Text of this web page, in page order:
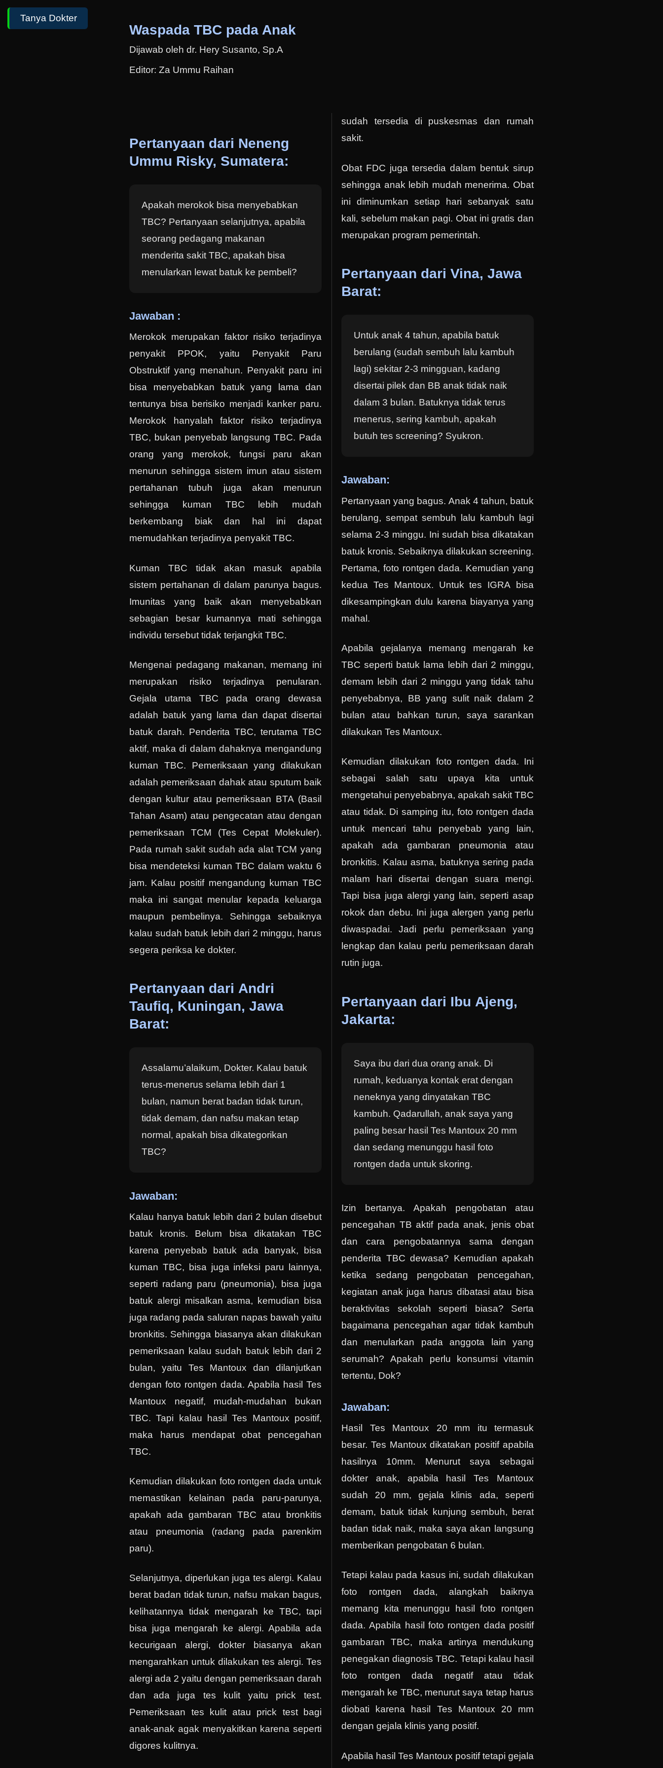
Tanya Dokter
Waspada TBC pada Anak
Dijawab oleh dr. Hery Susanto, Sp.A
Editor: Za Ummu Raihan
Pertanyaan dari Neneng
Ummu Risky, Sumatera:
Apakah merokok bisa menyebabkan
TBC? Pertanyaan selanjutnya, apabila
seorang pedagang makanan
menderita sakit TBC, apakah bisa
menularkan lewat batuk ke pembeli?
Jawaban :
Merokok merupakan faktor risiko terjadinya
penyakit PPOK, yaitu Penyakit Paru
Obstruktif yang menahun. Penyakit paru ini
bisa menyebabkan batuk yang lama dan
tentunya bisa berisiko menjadi kanker paru.
Merokok hanyalah faktor risiko terjadinya
TBC, bukan penyebab langsung TBC. Pada
orang yang merokok, fungsi paru akan
menurun sehingga sistem imun atau sistem
pertahanan tubuh juga akan menurun
sehingga kuman TBC lebih mudah
berkembang biak dan hal ini dapat
memudahkan terjadinya penyakit TBC.
Kuman TBC tidak akan masuk apabila
sistem pertahanan di dalam parunya bagus.
Imunitas yang baik akan menyebabkan
sebagian besar kumannya mati sehingga
individu tersebut tidak terjangkit TBC.
Mengenai pedagang makanan, memang ini
merupakan risiko terjadinya penularan.
Gejala utama TBC pada orang dewasa
adalah batuk yang lama dan dapat disertai
batuk darah. Penderita TBC, terutama TBC
aktif, maka di dalam dahaknya mengandung
kuman TBC. Pemeriksaan yang dilakukan
adalah pemeriksaan dahak atau sputum baik
dengan kultur atau pemeriksaan BTA (Basil
Tahan Asam) atau pengecatan atau dengan
pemeriksaan TCM (Tes Cepat Molekuler).
Pada rumah sakit sudah ada alat TCM yang
bisa mendeteksi kuman TBC dalam waktu 6
jam. Kalau positif mengandung kuman TBC
maka ini sangat menular kepada keluarga
maupun pembelinya. Sehingga sebaiknya
kalau sudah batuk lebih dari 2 minggu, harus
segera periksa ke dokter.
Pertanyaan dari Andri
Taufiq, Kuningan, Jawa
Barat:
Assalamu’alaikum, Dokter. Kalau batuk
terus-menerus selama lebih dari 1
bulan, namun berat badan tidak turun,
tidak demam, dan nafsu makan tetap
normal, apakah bisa dikategorikan
TBC?
Jawaban:
Kalau hanya batuk lebih dari 2 bulan disebut
batuk kronis. Belum bisa dikatakan TBC
karena penyebab batuk ada banyak, bisa
kuman TBC, bisa juga infeksi paru lainnya,
seperti radang paru (pneumonia), bisa juga
batuk alergi misalkan asma, kemudian bisa
juga radang pada saluran napas bawah yaitu
bronkitis. Sehingga biasanya akan dilakukan
pemeriksaan kalau sudah batuk lebih dari 2
bulan, yaitu Tes Mantoux dan dilanjutkan
dengan foto rontgen dada. Apabila hasil Tes
Mantoux negatif, mudah-mudahan bukan
TBC. Tapi kalau hasil Tes Mantoux positif,
maka harus mendapat obat pencegahan
TBC.
Kemudian dilakukan foto rontgen dada untuk
memastikan kelainan pada paru-parunya,
apakah ada gambaran TBC atau bronkitis
atau pneumonia (radang pada parenkim
paru).
Selanjutnya, diperlukan juga tes alergi. Kalau
berat badan tidak turun, nafsu makan bagus,
kelihatannya tidak mengarah ke TBC, tapi
bisa juga mengarah ke alergi. Apabila ada
kecurigaan alergi, dokter biasanya akan
mengarahkan untuk dilakukan tes alergi. Tes
alergi ada 2 yaitu dengan pemeriksaan darah
dan ada juga tes kulit yaitu prick test.
Pemeriksaan tes kulit atau prick test bagi
anak-anak agak menyakitkan karena seperti
digores kulitnya.
sudah tersedia di puskesmas dan rumah
sakit.
Obat FDC juga tersedia dalam bentuk sirup
sehingga anak lebih mudah menerima. Obat
ini diminumkan setiap hari sebanyak satu
kali, sebelum makan pagi. Obat ini gratis dan
merupakan program pemerintah.
Pertanyaan dari Vina, Jawa
Barat:
Untuk anak 4 tahun, apabila batuk
berulang (sudah sembuh lalu kambuh
lagi) sekitar 2-3 mingguan, kadang
disertai pilek dan BB anak tidak naik
dalam 3 bulan. Batuknya tidak terus
menerus, sering kambuh, apakah
butuh tes screening? Syukron.
Jawaban:
Pertanyaan yang bagus. Anak 4 tahun, batuk
berulang, sempat sembuh lalu kambuh lagi
selama 2-3 minggu. Ini sudah bisa dikatakan
batuk kronis. Sebaiknya dilakukan screening.
Pertama, foto rontgen dada. Kemudian yang
kedua Tes Mantoux. Untuk tes IGRA bisa
dikesampingkan dulu karena biayanya yang
mahal.
Apabila gejalanya memang mengarah ke
TBC seperti batuk lama lebih dari 2 minggu,
demam lebih dari 2 minggu yang tidak tahu
penyebabnya, BB yang sulit naik dalam 2
bulan atau bahkan turun, saya sarankan
dilakukan Tes Mantoux.
Kemudian dilakukan foto rontgen dada. Ini
sebagai salah satu upaya kita untuk
mengetahui penyebabnya, apakah sakit TBC
atau tidak. Di samping itu, foto rontgen dada
untuk mencari tahu penyebab yang lain,
apakah ada gambaran pneumonia atau
bronkitis. Kalau asma, batuknya sering pada
malam hari disertai dengan suara mengi.
Tapi bisa juga alergi yang lain, seperti asap
rokok dan debu. Ini juga alergen yang perlu
diwaspadai. Jadi perlu pemeriksaan yang
lengkap dan kalau perlu pemeriksaan darah
rutin juga.
Pertanyaan dari Ibu Ajeng,
Jakarta:
Saya ibu dari dua orang anak. Di
rumah, keduanya kontak erat dengan
neneknya yang dinyatakan TBC
kambuh. Qadarullah, anak saya yang
paling besar hasil Tes Mantoux 20 mm
dan sedang menunggu hasil foto
rontgen dada untuk skoring.
Izin bertanya. Apakah pengobatan atau
pencegahan TB aktif pada anak, jenis obat
dan cara pengobatannya sama dengan
penderita TBC dewasa? Kemudian apakah
ketika sedang pengobatan pencegahan,
kegiatan anak juga harus dibatasi atau bisa
beraktivitas sekolah seperti biasa? Serta
bagaimana pencegahan agar tidak kambuh
dan menularkan pada anggota lain yang
serumah? Apakah perlu konsumsi vitamin
tertentu, Dok?
Jawaban:
Hasil Tes Mantoux 20 mm itu termasuk
besar. Tes Mantoux dikatakan positif apabila
hasilnya 10mm. Menurut saya sebagai
dokter anak, apabila hasil Tes Mantoux
sudah 20 mm, gejala klinis ada, seperti
demam, batuk tidak kunjung sembuh, berat
badan tidak naik, maka saya akan langsung
memberikan pengobatan 6 bulan.
Tetapi kalau pada kasus ini, sudah dilakukan
foto rontgen dada, alangkah baiknya
memang kita menunggu hasil foto rontgen
dada. Apabila hasil foto rontgen dada positif
gambaran TBC, maka artinya mendukung
penegakan diagnosis TBC. Tetapi kalau hasil
foto rontgen dada negatif atau tidak
mengarah ke TBC, menurut saya tetap harus
diobati karena hasil Tes Mantoux 20 mm
dengan gejala klinis yang positif.
Apabila hasil Tes Mantoux positif tetapi gejala